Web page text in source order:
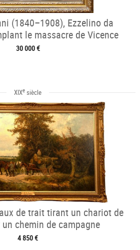
(1840–1908), Ezzelino da
le massacre de Vicence
30 000 €
XIXe siècle
de trait tirant un chariot de
chemin de campagne
4 850 €